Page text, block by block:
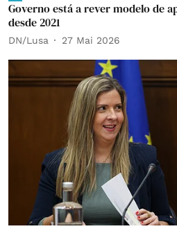
Governo está a rever modelo de
desde 2021
DN/Lusa 27 Mai 2026